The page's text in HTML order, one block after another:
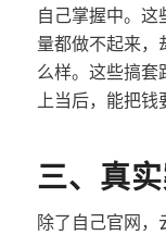
自己掌握中。
量都做不起来，
么样。这些搞套
上当后，能把钱
三、真
除了自己官网